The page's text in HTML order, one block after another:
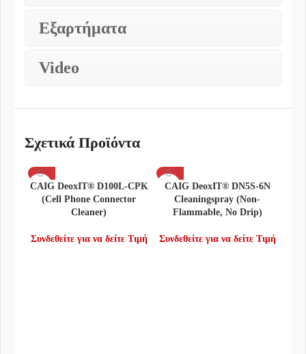
Εξαρτήματα
Video
Σχετικά Προϊόντα
CAIG DeoxIT® D100L-CPK
(Cell Phone Connector
Cleaner)
Συνδεθείτε για να δείτε Τιμή
CAIG DeoxIT® DN5S-6N
Cleaningspray (Non-
Flammable, No Drip)
Συνδεθείτε για να δείτε Τιμή